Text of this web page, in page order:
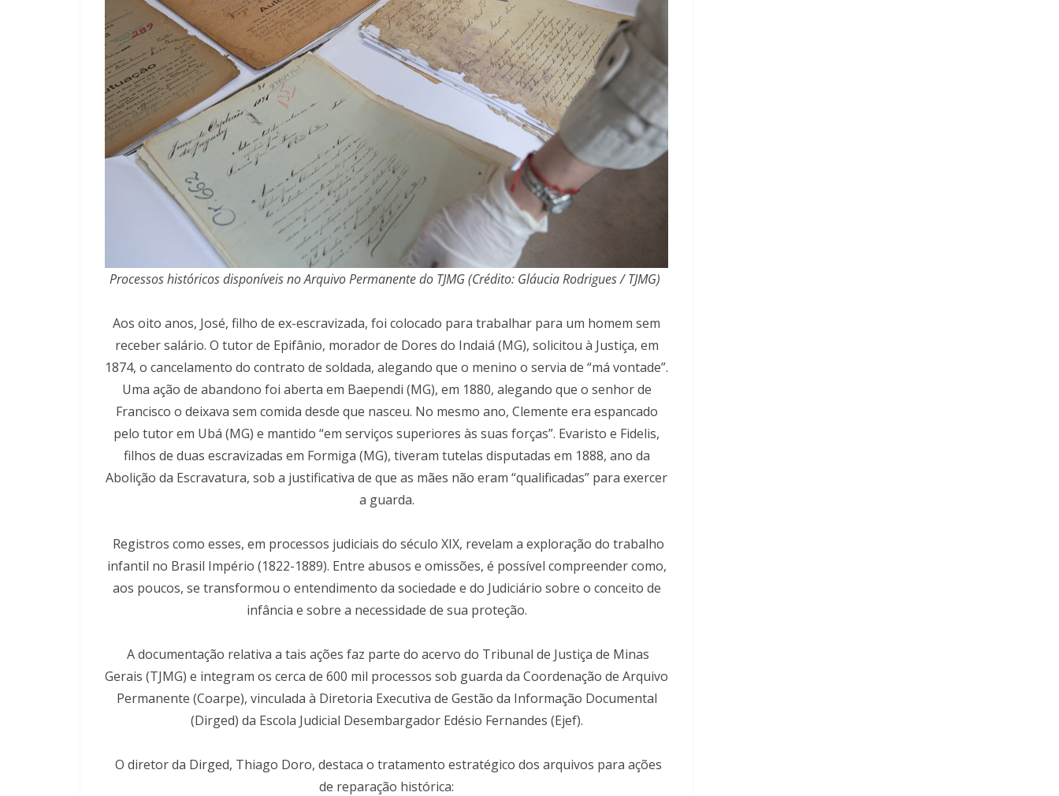
Processos históricos disponíveis no Arquivo Permanente do TJMG (Crédito: Gláucia Rodrigues / TJMG)
Aos oito anos, José, filho de ex-escravizada, foi colocado para trabalhar para um homem sem
receber salário. O tutor de Epifânio, morador de Dores do Indaiá (MG), solicitou à Justiça, em
1874, o cancelamento do contrato de soldada, alegando que o menino o servia de “má vontade”.
Uma ação de abandono foi aberta em Baependi (MG), em 1880, alegando que o senhor de
Francisco o deixava sem comida desde que nasceu. No mesmo ano, Clemente era espancado
pelo tutor em Ubá (MG) e mantido “em serviços superiores às suas forças”. Evaristo e Fidelis,
filhos de duas escravizadas em Formiga (MG), tiveram tutelas disputadas em 1888, ano da
Abolição da Escravatura, sob a justificativa de que as mães não eram “qualificadas” para exercer
a guarda.
Registros como esses, em processos judiciais do século XIX, revelam a exploração do trabalho
infantil no Brasil Império (1822-1889). Entre abusos e omissões, é possível compreender como,
aos poucos, se transformou o entendimento da sociedade e do Judiciário sobre o conceito de
infância e sobre a necessidade de sua proteção.
A documentação relativa a tais ações faz parte do acervo do Tribunal de Justiça de Minas
Gerais (TJMG) e integram os cerca de 600 mil processos sob guarda da Coordenação de Arquivo
Permanente (Coarpe), vinculada à Diretoria Executiva de Gestão da Informação Documental
(Dirged) da Escola Judicial Desembargador Edésio Fernandes (Ejef).
O diretor da Dirged, Thiago Doro, destaca o tratamento estratégico dos arquivos para ações
de reparação histórica: